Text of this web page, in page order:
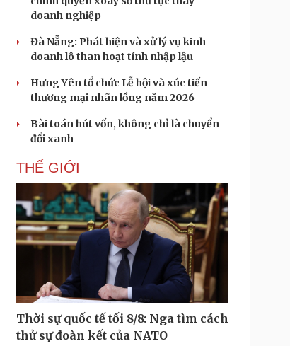
Câu chuyện thời sự
Cửa sổ tình yêu
Kể chuyện cho bé
doanh nghiệp
Đà Nẵng: Phát hiện và xử lý vụ kinh
doanh lô than hoạt tính nhập lậu
Hưng Yên tổ chức Lễ hội và xúc tiến
thương mại nhãn lồng năm 2026
Bài toán hút vốn, không chỉ là chuyển
đổi xanh
THẾ GIỚI
Thời sự quốc tế tối 8/8: Nga tìm cách
thử sự đoàn kết của NATO